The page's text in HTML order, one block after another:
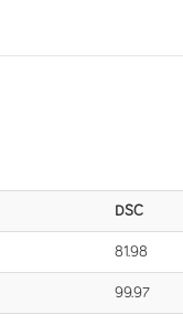
DSC
81.98
99.97